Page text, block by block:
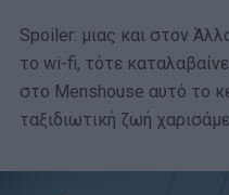
Spoiler: μιας και στον
το wi-fi, τότε
στο Menshouse αυτό το
ταξιδιωτική ζωή